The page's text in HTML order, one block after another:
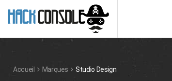
Accueil Marques Studio Design